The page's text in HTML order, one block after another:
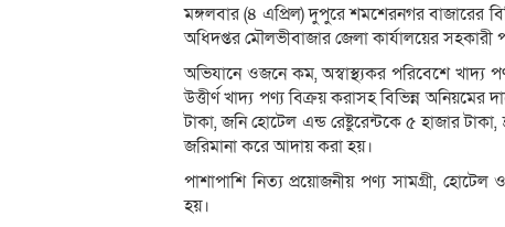
মঙ্গলবার (৪ এপ্রিল) দুপুরে শমশেরনগর বাজারের
অধিদপ্তর মৌলভীবাজার জেলা কার্যালয়ের
অভিযানে ওজনে কম, অস্বাস্থ্যকর পরিবেশে খাদ্য
উত্তীর্ণ খাদ্য পণ্য বিক্রয় করাসহ বিভিন্ন
টাকা, জনি হোটেল এন্ড রেষ্টুরেন্টকে ৫ হাজার
জরিমানা করে আদায় করা হয়।
পাশাপাশি নিত্য প্রয়োজনীয় পণ্য সামগ্রী,
হয়।